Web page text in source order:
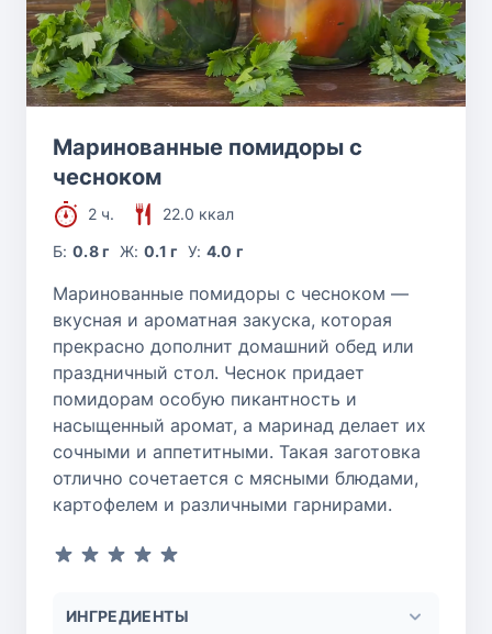
Маринованные помидоры с
чесноком
2 ч.
22.0 ккал
Б:0.8 г Ж: 0.1 г У: 4.0 г
Маринованные помидоры с чесноком —
вкусная и ароматная закуска, которая
прекрасно дополнит домашний обед или
праздничный стол. Чеснок придает
помидорам особую пикантность и
насыщенный аромат, а маринад делает их
сочными и аппетитными. Такая заготовка
отлично сочетается с мясными блюдами,
картофелем и различными гарнирами.
ИНГРЕДИЕНТЫ